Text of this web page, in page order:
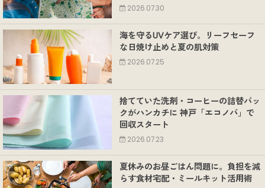
2026.07.30
海を守るUVケア選び。リーフセーフ
な日焼け止めと夏の肌対策
2026.07.25
捨てていた洗剤・コーヒーの詰替パッ
クがハンカチに 神戸「エコノバ」で
回収スタート
2026.07.23
夏休みのお昼ごはん問題に。負担を減
らす食材宅配・ミールキット活用術